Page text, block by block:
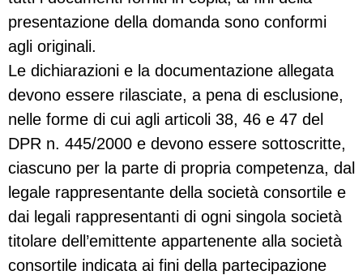
presentazione della domanda sono conformi
agli originali.
Le dichiarazioni e la documentazione allegata
devono essere rilasciate, a pena di esclusione,
nelle forme di cui agli articoli 38, 46 e 47 del
DPR n. 445/2000 e devono essere sottoscritte,
ciascuno per la parte di propria competenza, dal
legale rappresentante della società consortile e
dai legali rappresentanti di ogni singola società
titolare dell’emittente appartenente alla società
consortile indicata ai fini della partecipazione